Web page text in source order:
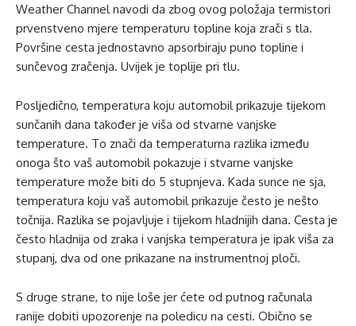
Weather Channel navodi da zbog ovog položaja termistori
prvenstveno mjere temperaturu topline koja zrači s tla.
Površine cesta jednostavno apsorbiraju puno topline i
sunčevog zračenja. Uvijek je toplije pri tlu.
Posljedično, temperatura koju automobil prikazuje tijekom
sunčanih dana također je viša od stvarne vanjske
temperature. To znači da temperaturna razlika između
onoga što vaš automobil pokazuje i stvarne vanjske
temperature može biti do 5 stupnjeva. Kada sunce ne sja,
temperatura koju vaš automobil prikazuje često je nešto
točnija. Razlika se pojavljuje i tijekom hladnijih dana. Cesta je
često hladnija od zraka i vanjska temperatura je ipak viša za
stupanj, dva od one prikazane na instrumentnoj ploči.
S druge strane, to nije loše jer ćete od putnog računala
ranije dobiti upozorenje na poledicu na cesti. Obično se